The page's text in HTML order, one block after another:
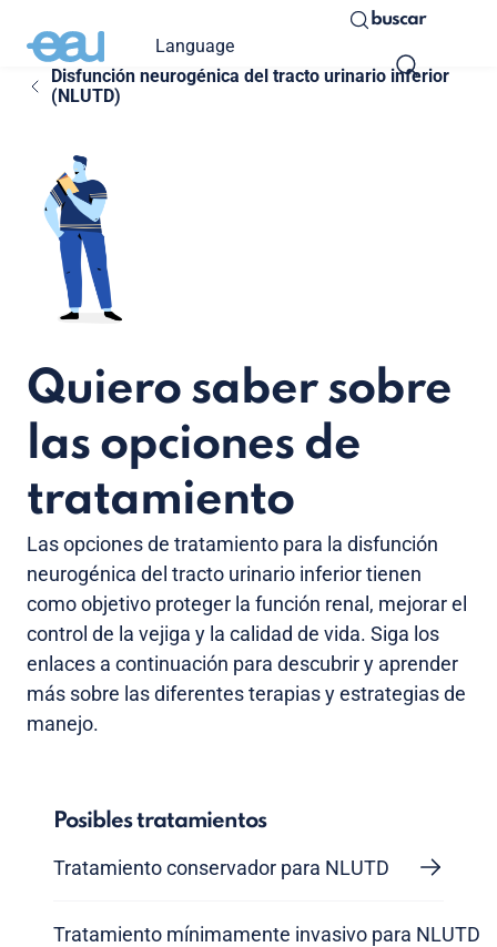
Language
buscar
Disfunción neurogénica del tracto urinario inferior
(NLUTD)
Quiero saber sobre
las opciones de
tratamiento
Las opciones de tratamiento para la disfunción
neurogénica del tracto urinario inferior tienen
como objetivo proteger la función renal, mejorar el
control de la vejiga y la calidad de vida. Siga los
enlaces a continuación para descubrir y aprender
más sobre las diferentes terapias y estrategias de
manejo.
Posibles tratamientos
Tratamiento conservador para NLUTD
Tratamiento mínimamente invasivo para NLUTD